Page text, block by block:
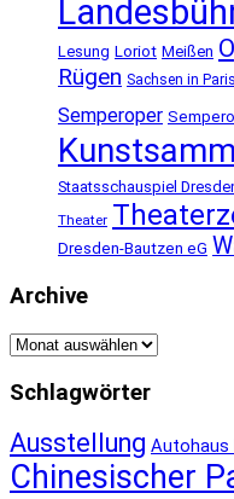
Lesung Loriot Meißen
Rügen Sachsen in Paris
Semperoper
Staatsschauspiel
Theater
Dresden-Bautzen eG
Archive
Archive
Schlagwörter
Ausstellung Autohaus
Chinesischer